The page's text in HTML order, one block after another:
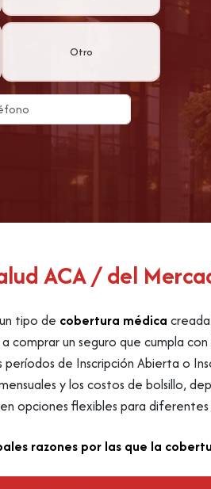
Otro
ACA / del
tipo de cobertura médica
comprar un seguro que cumpla
de Inscripción Abierta o
y los costos de bolsillo,
opciones flexibles para
razones por las que la